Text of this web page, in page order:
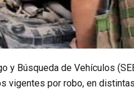
y Búsqueda de Vehículos
vigentes por robo, en